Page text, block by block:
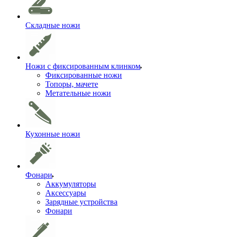
Складные ножи
Ножи с фиксированным клинком
Фиксированные ножи
Топоры, мачете
Метательные ножи
Кухонные ножи
Фонари
Аккумуляторы
Аксессуары
Зарядные устройства
Фонари